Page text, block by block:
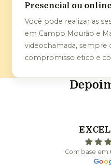
Presencial ou online
Você pode realizar as
em Campo Mourão e
videochamada,
compromisso ético e
Com base em
Goo